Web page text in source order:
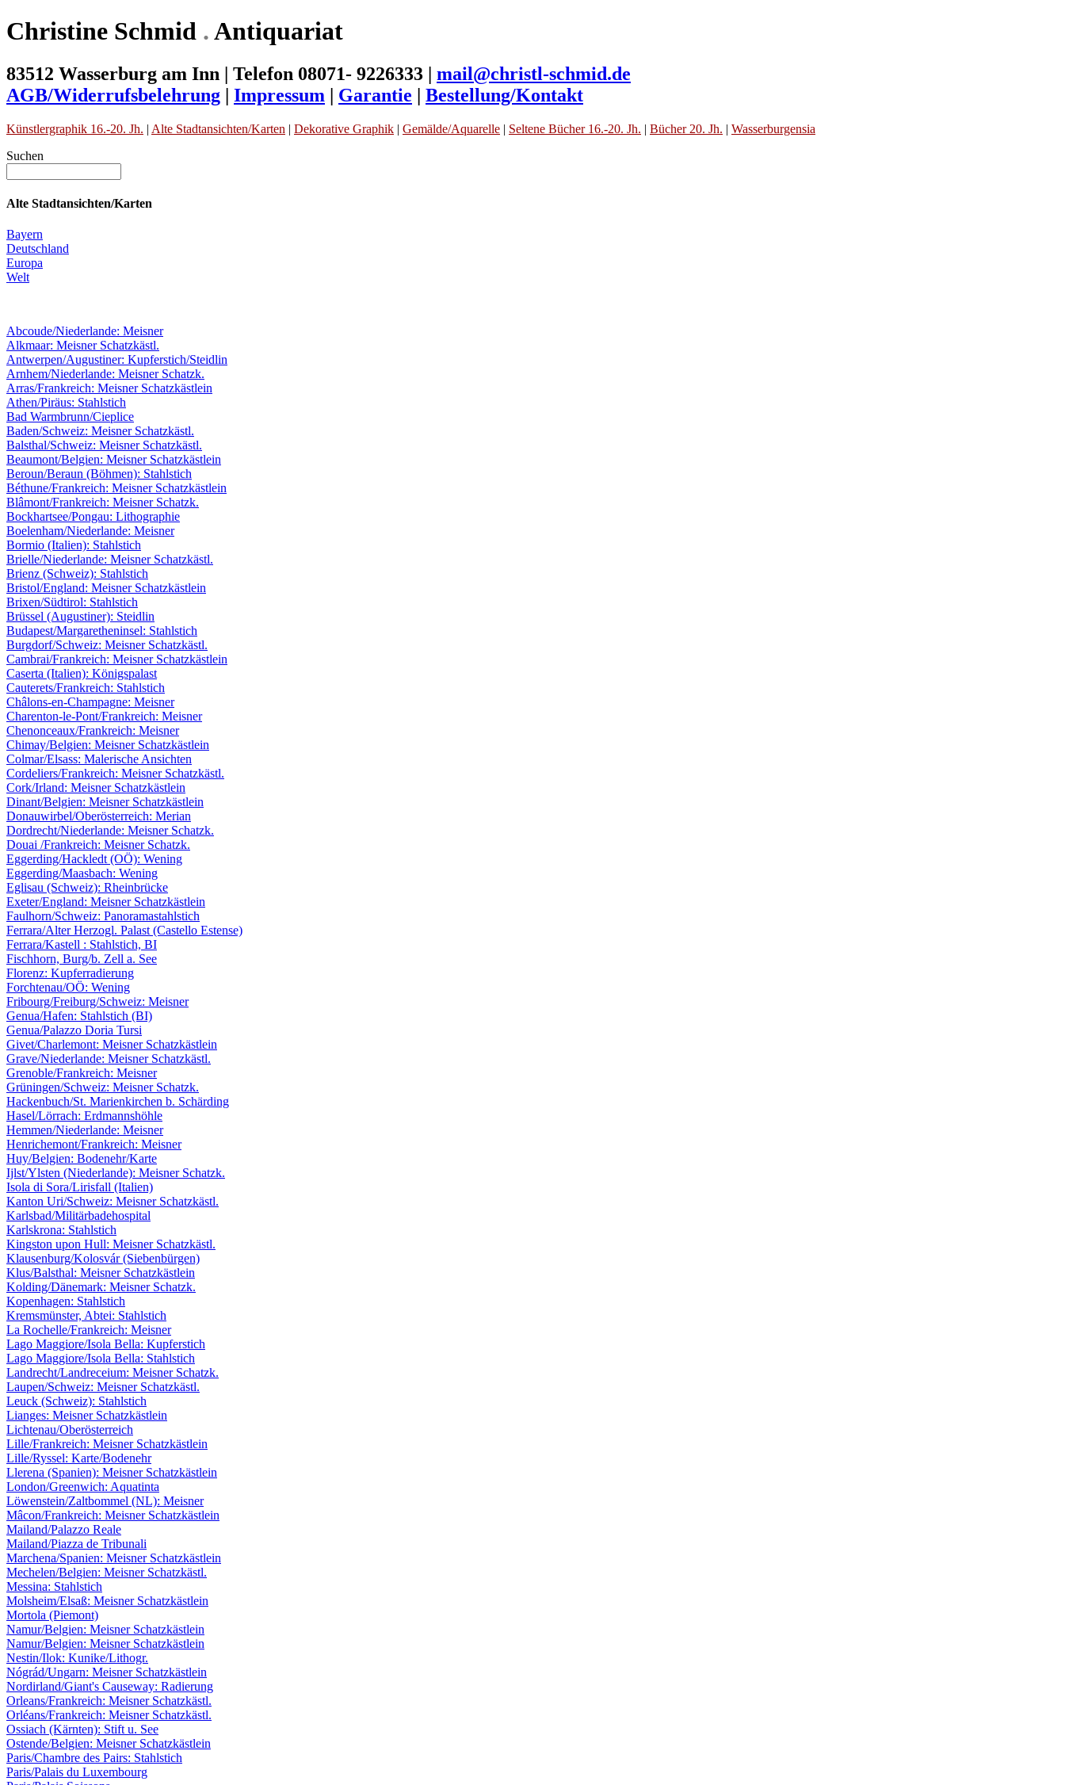
Christine Schmid .Antiquariat
83512 Wasserburg am Inn | Telefon 08071- 9226333 | mail@christl-schmid.de
AGB/Widerrufsbelehrung | Impressum | Garantie | Bestellung/Kontakt
Künstlergraphik 16.-20. Jh. | Alte Stadtansichten/Karten | Dekorative Graphik | Gemälde/Aquarelle | Seltene Bücher 16.-20. Jh. | Bücher 20. Jh. | Wasserburgensia
Suchen
Alte Stadtansichten/Karten
Bayern
Deutschland
Europa
Welt
Abcoude/Niederlande: Meisner
Alkmaar: Meisner Schatzkästl.
Antwerpen/Augustiner: Kupferstich/Steidlin
Arnhem/Niederlande: Meisner Schatzk.
Arras/Frankreich: Meisner Schatzkästlein
Athen/Piräus: Stahlstich
Bad Warmbrunn/Cieplice
Baden/Schweiz: Meisner Schatzkästl.
Balsthal/Schweiz: Meisner Schatzkästl.
Beaumont/Belgien: Meisner Schatzkästlein
Beroun/Beraun (Böhmen): Stahlstich
Béthune/Frankreich: Meisner Schatzkästlein
Blâmont/Frankreich: Meisner Schatzk.
Bockhartsee/Pongau: Lithographie
Boelenham/Niederlande: Meisner
Bormio (Italien): Stahlstich
Brielle/Niederlande: Meisner Schatzkästl.
Brienz (Schweiz): Stahlstich
Bristol/England: Meisner Schatzkästlein
Brixen/Südtirol: Stahlstich
Brüssel (Augustiner): Steidlin
Budapest/Margaretheninsel: Stahlstich
Burgdorf/Schweiz: Meisner Schatzkästl.
Cambrai/Frankreich: Meisner Schatzkästlein
Caserta (Italien): Königspalast
Cauterets/Frankreich: Stahlstich
Châlons-en-Champagne: Meisner
Charenton-le-Pont/Frankreich: Meisner
Chenonceaux/Frankreich: Meisner
Chimay/Belgien: Meisner Schatzkästlein
Colmar/Elsass: Malerische Ansichten
Cordeliers/Frankreich: Meisner Schatzkästl.
Cork/Irland: Meisner Schatzkästlein
Dinant/Belgien: Meisner Schatzkästlein
Donauwirbel/Oberösterreich: Merian
Dordrecht/Niederlande: Meisner Schatzk.
Douai /Frankreich: Meisner Schatzk.
Eggerding/Hackledt (OÖ): Wening
Eggerding/Maasbach: Wening
Eglisau (Schweiz): Rheinbrücke
Exeter/England: Meisner Schatzkästlein
Faulhorn/Schweiz: Panoramastahlstich
Ferrara/Alter Herzogl. Palast (Castello Estense)
Ferrara/Kastell : Stahlstich, BI
Fischhorn, Burg/b. Zell a. See
Florenz: Kupferradierung
Forchtenau/OÖ: Wening
Fribourg/Freiburg/Schweiz: Meisner
Genua/Hafen: Stahlstich (BI)
Genua/Palazzo Doria Tursi
Givet/Charlemont: Meisner Schatzkästlein
Grave/Niederlande: Meisner Schatzkästl.
Grenoble/Frankreich: Meisner
Grüningen/Schweiz: Meisner Schatzk.
Hackenbuch/St. Marienkirchen b. Schärding
Hasel/Lörrach: Erdmannshöhle
Hemmen/Niederlande: Meisner
Henrichemont/Frankreich: Meisner
Huy/Belgien: Bodenehr/Karte
Ijlst/Ylsten (Niederlande): Meisner Schatzk.
Isola di Sora/Lirisfall (Italien)
Kanton Uri/Schweiz: Meisner Schatzkästl.
Karlsbad/Militärbadehospital
Karlskrona: Stahlstich
Kingston upon Hull: Meisner Schatzkästl.
Klausenburg/Kolosvár (Siebenbürgen)
Klus/Balsthal: Meisner Schatzkästlein
Kolding/Dänemark: Meisner Schatzk.
Kopenhagen: Stahlstich
Kremsmünster, Abtei: Stahlstich
La Rochelle/Frankreich: Meisner
Lago Maggiore/Isola Bella: Kupferstich
Lago Maggiore/Isola Bella: Stahlstich
Landrecht/Landreceium: Meisner Schatzk.
Laupen/Schweiz: Meisner Schatzkästl.
Leuck (Schweiz): Stahlstich
Lianges: Meisner Schatzkästlein
Lichtenau/Oberösterreich
Lille/Frankreich: Meisner Schatzkästlein
Lille/Ryssel: Karte/Bodenehr
Llerena (Spanien): Meisner Schatzkästlein
London/Greenwich: Aquatinta
Löwenstein/Zaltbommel (NL): Meisner
Mâcon/Frankreich: Meisner Schatzkästlein
Mailand/Palazzo Reale
Mailand/Piazza de Tribunali
Marchena/Spanien: Meisner Schatzkästlein
Mechelen/Belgien: Meisner Schatzkästl.
Messina: Stahlstich
Molsheim/Elsaß: Meisner Schatzkästlein
Mortola (Piemont)
Namur/Belgien: Meisner Schatzkästlein
Namur/Belgien: Meisner Schatzkästlein
Nestin/Ilok: Kunike/Lithogr.
Nógrád/Ungarn: Meisner Schatzkästlein
Nordirland/Giant's Causeway: Radierung
Orleans/Frankreich: Meisner Schatzkästl.
Orléans/Frankreich: Meisner Schatzkästl.
Ossiach (Kärnten): Stift u. See
Ostende/Belgien: Meisner Schatzkästlein
Paris/Chambre des Pairs: Stahlstich
Paris/Palais du Luxembourg